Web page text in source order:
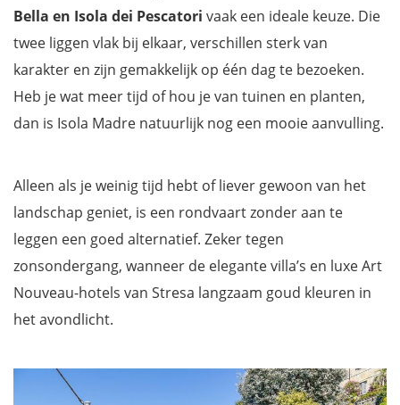
Bella en Isola dei Pescatori vaak een ideale keuze. Die
twee liggen vlak bij elkaar, verschillen sterk van
karakter en zijn gemakkelijk op één dag te bezoeken.
Heb je wat meer tijd of hou je van tuinen en planten,
dan is Isola Madre natuurlijk nog een mooie aanvulling.
Alleen als je weinig tijd hebt of liever gewoon van het
landschap geniet, is een rondvaart zonder aan te
leggen een goed alternatief. Zeker tegen
zonsondergang, wanneer de elegante villa’s en luxe Art
Nouveau-hotels van Stresa langzaam goud kleuren in
het avondlicht.